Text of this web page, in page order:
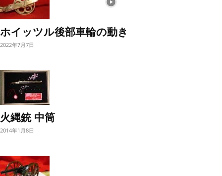
ホイッツル後部車輪の動き
2022年7月7日
火縄銃 中筒
2014年1月8日